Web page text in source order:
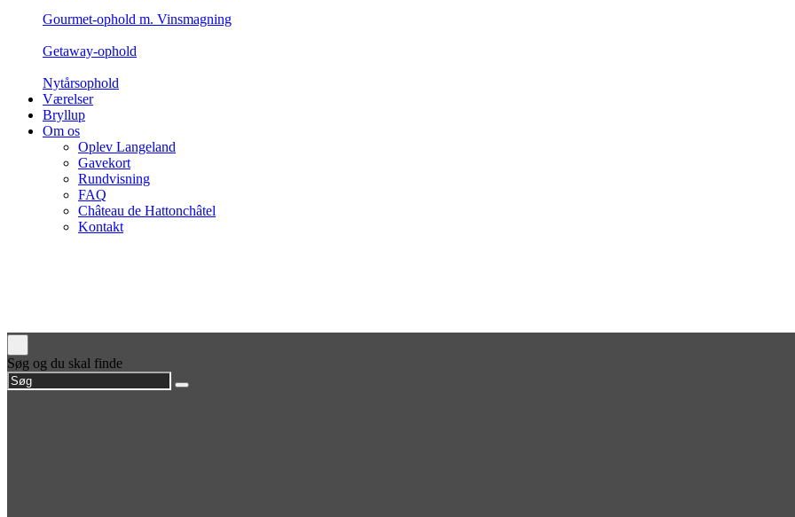
Gourmet-ophold m. Vinsmagning
Getaway-ophold
Nytårsophold
Værelser
Bryllup
Om os
Oplev Langeland
Gavekort
Rundvisning
FAQ
Château de Hattonchâtel
Kontakt
Søg og du skal finde